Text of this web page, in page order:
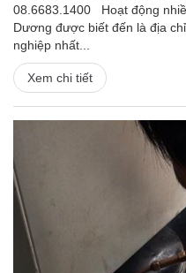
08.6683.1400 Hoạt động
Dương được biết đến là địa
nghiệp nhất...
Xem chi tiết